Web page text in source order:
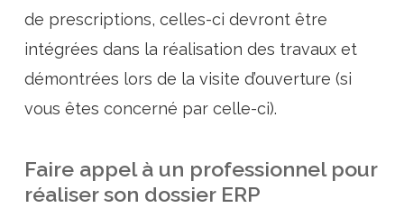
de prescriptions, celles-ci devront être
intégrées dans la réalisation des travaux et
démontrées lors de la visite d’ouverture (si
vous êtes concerné par celle-ci).
Faire appel à un professionnel pour
réaliser son dossier ERP